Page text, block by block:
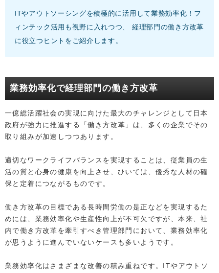
ITやアウトソーシングを積極的に活用して業務効率化！フ
ィンテック活用も視野に入れつつ、 経理部門の働き方改革
に役立つヒントをご紹介します。
業務効率化で経理部門の働き方改革
一億総活躍社会の実現に向けた最大のチャレンジとして日本
政府が強力に推進する「働き方改革」は、多くの企業でその
取り組みが加速しつつあります。
適切なワークライフバランスを実現することは、従業員の生
活の質と心身の健康を向上させ、ひいては、優秀な人材の確
保と定着につながるものです。
働き方改革の目標である長時間労働の是正などを実現するた
めには、業務効率化や生産性向上が不可欠ですが、本来、社
内で働き方改革を牽引すべき管理部門において、業務効率化
が思うように進んでいないケースも多いようです。
業務効率化はさまざまな改善の積み重ねです。ITやアウトソ